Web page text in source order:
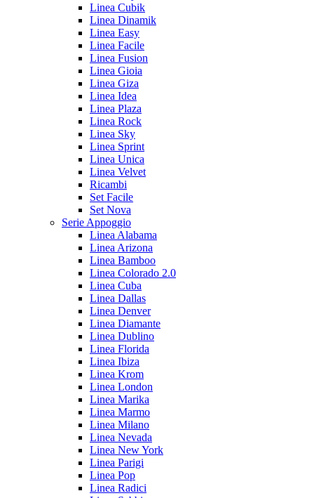
Linea Cubik
Linea Dinamik
Linea Easy
Linea Facile
Linea Fusion
Linea Gioia
Linea Giza
Linea Idea
Linea Plaza
Linea Rock
Linea Sky
Linea Sprint
Linea Unica
Linea Velvet
Ricambi
Set Facile
Set Nova
Serie Appoggio
Linea Alabama
Linea Arizona
Linea Bamboo
Linea Colorado 2.0
Linea Cuba
Linea Dallas
Linea Denver
Linea Diamante
Linea Dublino
Linea Florida
Linea Ibiza
Linea Krom
Linea London
Linea Marika
Linea Marmo
Linea Milano
Linea Nevada
Linea New York
Linea Parigi
Linea Pop
Linea Radici